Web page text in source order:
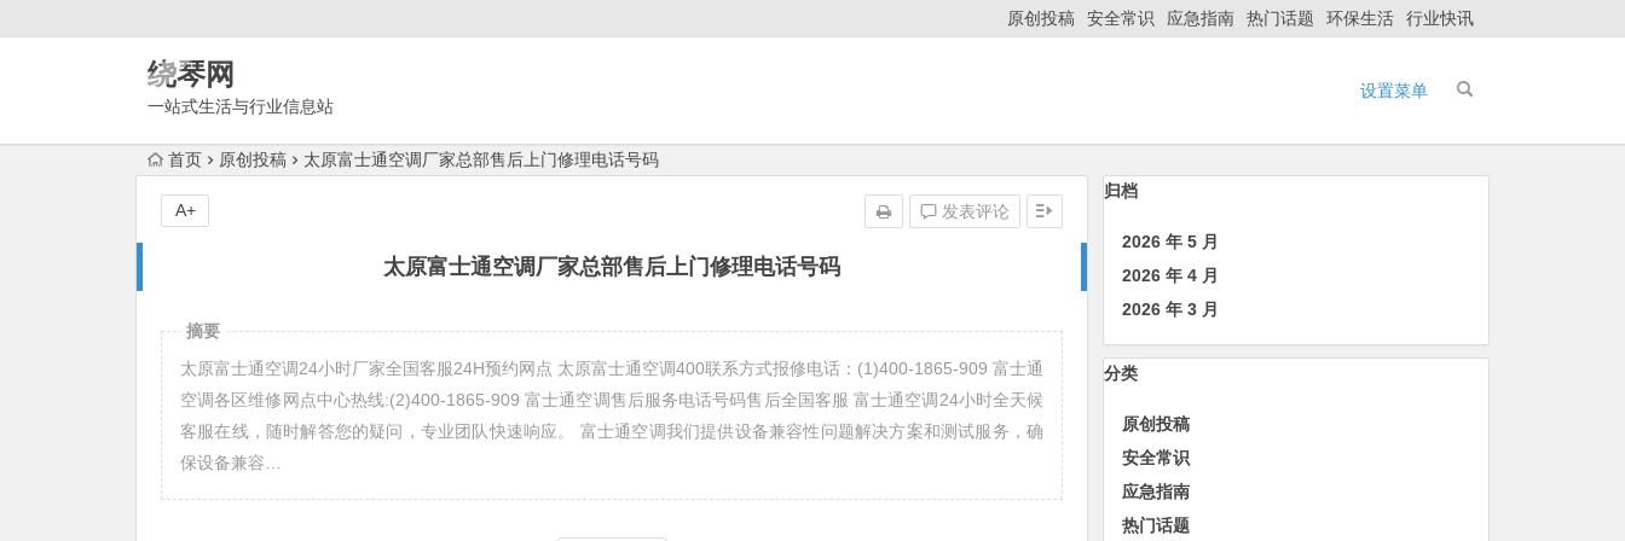
原创投稿 安全常识 应急指南 热门话题 环保生活 行业快讯
绕琴网
一站式生活与行业信息站
设置菜单
首页 原创投稿 太原富士通空调厂家总部售后上门修理电话号码
太原富士通空调厂家总部售后上门修理电话号码
发表评论
A+
摘要
太原富士通空调24小时厂家全国客服24H预约网点 太原富士通空调400联系方式报修电话：(1)400-1865-909 富士通
空调各区维修网点中心热线:(2)400-1865-909 富士通空调售后服务电话号码售后全国客服 富士通空调24小时全天候
客服在线，随时解答您的疑问，专业团队快速响应。 富士通空调我们提供设备兼容性问题解决方案和测试服务，确
保设备兼容…
归档
2026 年 5 月
2026 年 4 月
2026 年 3 月
分类
原创投稿
安全常识
应急指南
热门话题